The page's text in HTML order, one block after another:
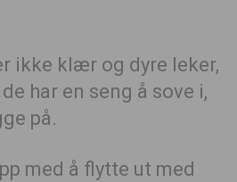
ikke klær og dyre leker,
har en seng å sove i,
på.
med å flytte ut med